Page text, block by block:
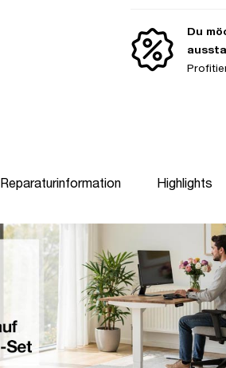
Du
Reparaturinformation Highlights